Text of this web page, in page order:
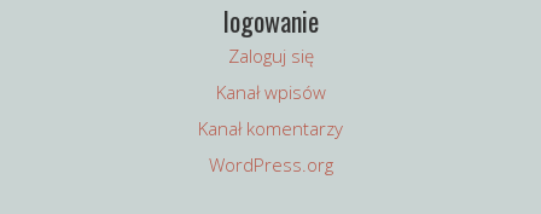
logowanie
Zaloguj się
Kanał wpisów
Kanał komentarzy
WordPress.org